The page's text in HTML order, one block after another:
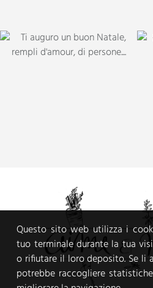
Questo sito web utilizza i
tuo terminale durante la tua
o rifiutare il loro deposito. Se
potrebbe raccogliere